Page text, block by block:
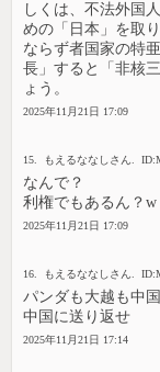
しくは、不法外国
めの「日本」を取
ならず者国家の特
長」すると「非核
ょう。
2025年11月21日 17:09
15. もえるななしさん.
なんで？
利権でもあるん？w
2025年11月21日 17:09
16. もえるななしさん.
パンダも大越も中
中国に送り返せ
2025年11月21日 17:14